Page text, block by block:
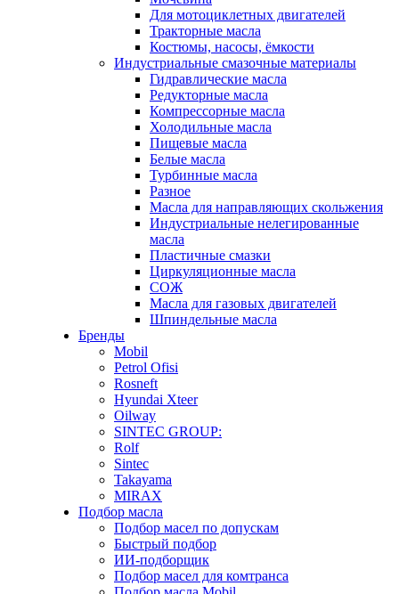
Для мотоциклетных двигателей
Тракторные масла
Костюмы, насосы, ёмкости
Индустриальные смазочные материалы
Гидравлические масла
Редукторные масла
Компрессорные масла
Холодильные масла
Пищевые масла
Белые масла
Турбинные масла
Разное
Масла для направляющих скольжения
Индустриальные нелегированные
масла
Пластичные смазки
Циркуляционные масла
СОЖ
Масла для газовых двигателей
Шпиндельные масла
Бренды
Mobil
Petrol Ofisi
Rosneft
Hyundai Xteer
Oilway
SINTEC GROUP:
Rolf
Sintec
Takayama
MIRAX
Подбор масла
Подбор масел по допускам
Быстрый подбор
ИИ-подборщик
Подбор масел для комтранса